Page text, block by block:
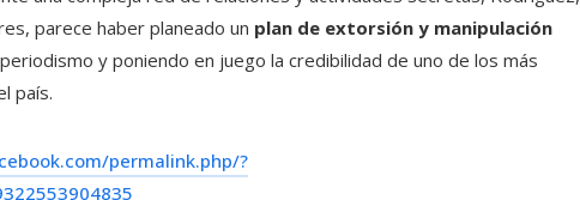
parece haber planeado un plan de extorsión y manipulación
y poniendo en juego la credibilidad de uno de los más
país.
permalink.php/?